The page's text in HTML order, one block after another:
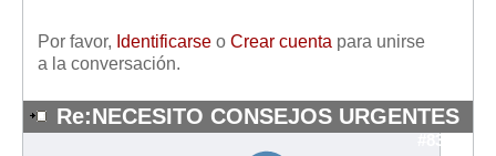
Por favor, Identificarse o Crear cuenta para unirse
a la conversación.
Re:NECESITO CONSEJOS URGENTES
#8399